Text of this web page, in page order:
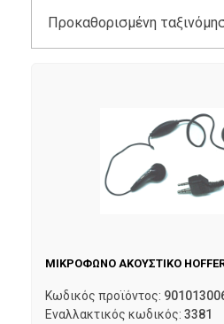
ΜΙΚΡΟΦΩΝΟ ΑΚΟΥΣΤΙΚΟ
Κωδικός προϊόντος:
Εναλλακτικός κωδικός: 3381